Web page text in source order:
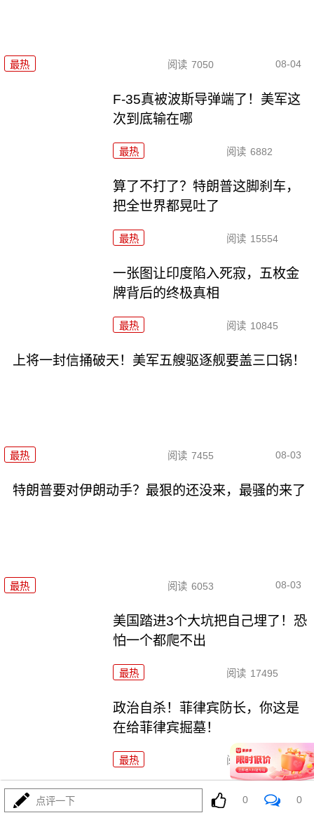
最热 阅读 7050 08-04
F-35真被波斯导弹端了！美军这
次到底输在哪
最热 阅读 6882
算了不打了？特朗普这脚刹车，
把全世界都晃吐了
最热 阅读 15554
一张图让印度陷入死寂，五枚金
牌背后的终极真相
最热 阅读 10845
上将一封信捅破天！美军五艘驱逐舰要盖三口锅！
最热 阅读 7455 08-03
特朗普要对伊朗动手？最狠的还没来，最骚的来了
最热 阅读 6053 08-03
美国踏进3个大坑把自己埋了！恐
怕一个都爬不出
最热 阅读 17495
政治自杀！菲律宾防长，你这是
在给菲律宾掘墓！
最热 阅读 7062
特朗普这狼来了连演十遍，伊
朗：你猜我信不信？
点评一下 0 0